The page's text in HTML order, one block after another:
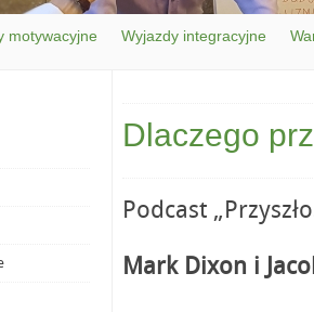
motywacyjne Wyjazdy integracyjne
Dlaczego
Podcast
Mark Dixon i